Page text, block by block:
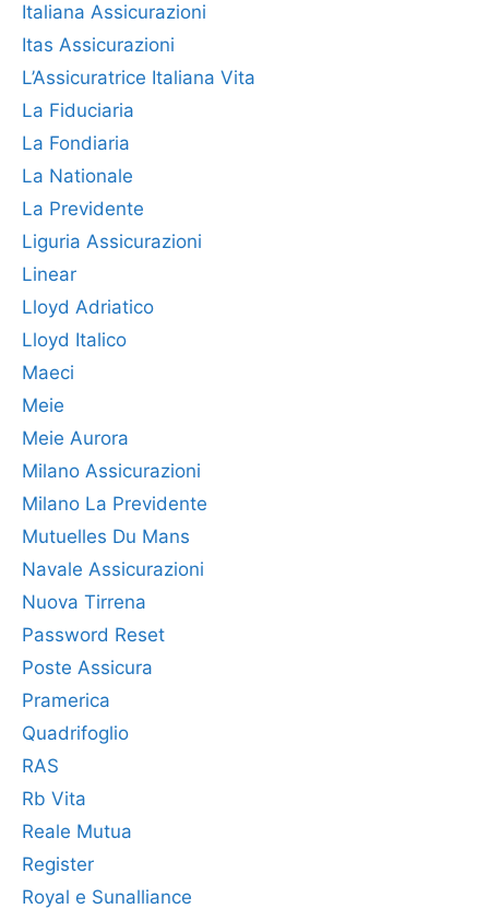
Italiana Assicurazioni
Itas Assicurazioni
L’Assicuratrice Italiana Vita
La Fiduciaria
La Fondiaria
La Nationale
La Previdente
Liguria Assicurazioni
Linear
Lloyd Adriatico
Lloyd Italico
Maeci
Meie
Meie Aurora
Milano Assicurazioni
Milano La Previdente
Mutuelles Du Mans
Navale Assicurazioni
Nuova Tirrena
Password Reset
Poste Assicura
Pramerica
Quadrifoglio
RAS
Rb Vita
Reale Mutua
Register
Royal e Sunalliance